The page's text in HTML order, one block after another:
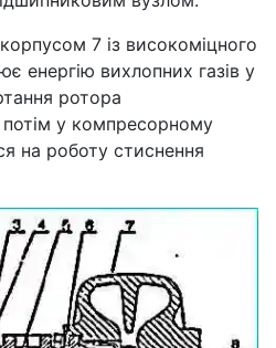
7 із високоміцного
енергію вихлопних газів у
ротора
у компресорному
на роботу стиснення